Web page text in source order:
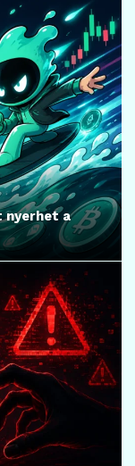
nyerhet a